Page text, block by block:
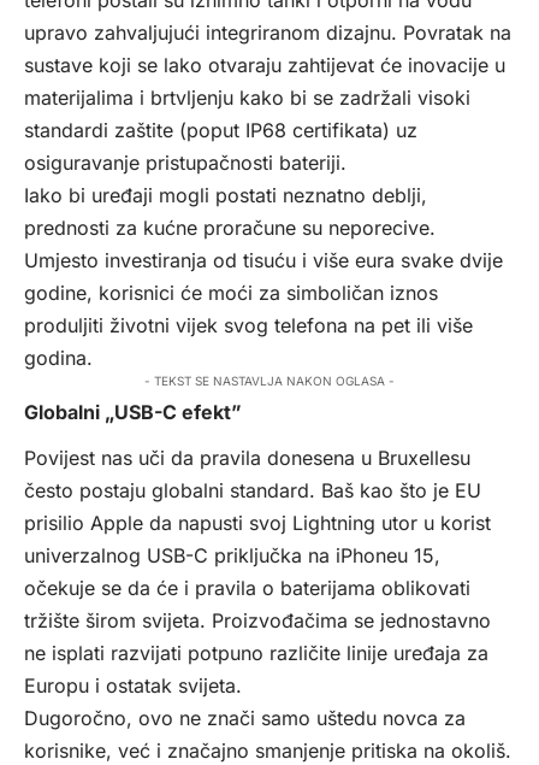
upravo zahvaljujući integriranom dizajnu. Povratak na
sustave koji se lako otvaraju zahtijevat će inovacije u
materijalima i brtvljenju kako bi se zadržali visoki
standardi zaštite (poput IP68 certifikata) uz
osiguravanje pristupačnosti bateriji.
Iako bi uređaji mogli postati neznatno deblji,
prednosti za kućne proračune su neporecive.
Umjesto investiranja od tisuću i više eura svake dvije
godine, korisnici će moći za simboličan iznos
produljiti životni vijek svog telefona na pet ili više
godina.
- TEKST SE NASTAVLJA NAKON OGLASA -
Globalni „USB-C efekt”
Povijest nas uči da pravila donesena u Bruxellesu
često postaju globalni standard. Baš kao što je EU
prisilio Apple da napusti svoj Lightning utor u korist
univerzalnog USB-C priključka na iPhoneu 15,
očekuje se da će i pravila o baterijama oblikovati
tržište širom svijeta. Proizvođačima se jednostavno
ne isplati razvijati potpuno različite linije uređaja za
Europu i ostatak svijeta.
Dugoročno, ovo ne znači samo uštedu novca za
korisnike, već i značajno smanjenje pritiska na okoliš.